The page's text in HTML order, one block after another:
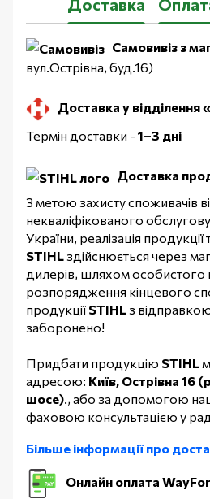
Самовивіз з
вул.Острівна, буд.16)
Доставка у
Термін доставки - 1–3 дні
Доставка
З метою захисту споживачів
некваліфікованого
України, реалізація
STIHLздійснюється через
дилерів, шляхом особистого
розпорядження кінцевого
продукції STIHLз
заборонено!
Придбати продукцію STIHL
адресою: Київ, Острівна 16
шосе)., або за допомогою
фаховою консультацією у
Більше інформації про
Онлайн оплата